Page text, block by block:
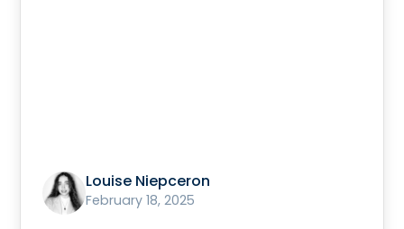
Louise Niepceron
February 18, 2025